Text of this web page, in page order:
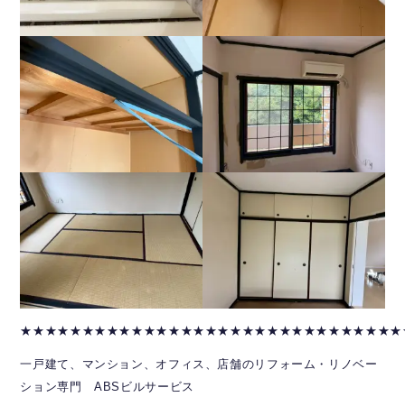
一戸建て、マンション、オフィス、店舗のリフォーム・リノベー
ション専門 ABSビルサービス